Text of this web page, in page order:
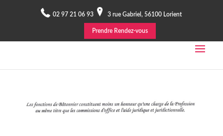
02 97 21 06 93 3 rue Gabriel, 56100 Lorient
Prendre Rendez-vous